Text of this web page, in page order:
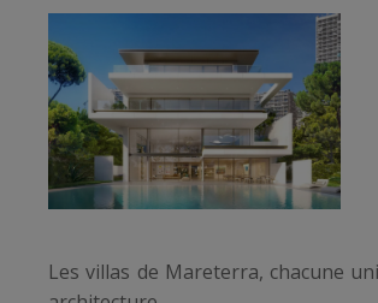
Les villas de Mareterra, chacune